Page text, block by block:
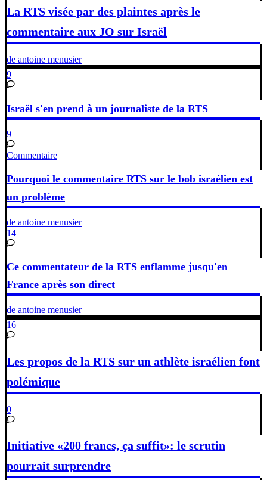
La RTS visée par des plaintes après le
commentaire aux JO sur Israël
de antoine menusier
9
Israël s'en prend à un journaliste de la RTS
9
Commentaire
Pourquoi le commentaire RTS sur le bob israélien est
un problème
de antoine menusier
14
Ce commentateur de la RTS enflamme jusqu'en
France après son direct
de antoine menusier
16
Les propos de la RTS sur un athlète israélien font
polémique
0
Initiative «200 francs, ça suffit»: le scrutin
pourrait surprendre